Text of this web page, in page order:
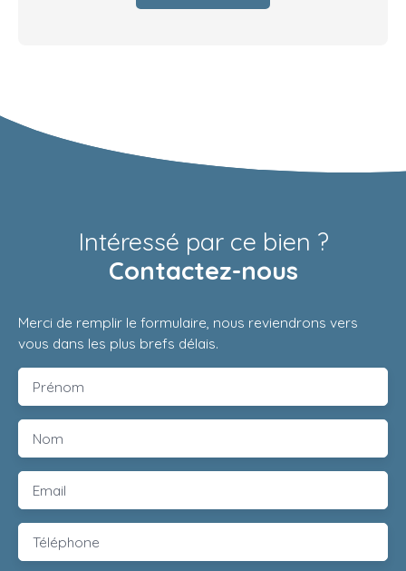
Intéressé par ce bien ?
Contactez-nous
Merci de remplir le formulaire, nous reviendrons vers
vous dans les plus brefs délais.
Prénom
Nom
Email
Téléphone